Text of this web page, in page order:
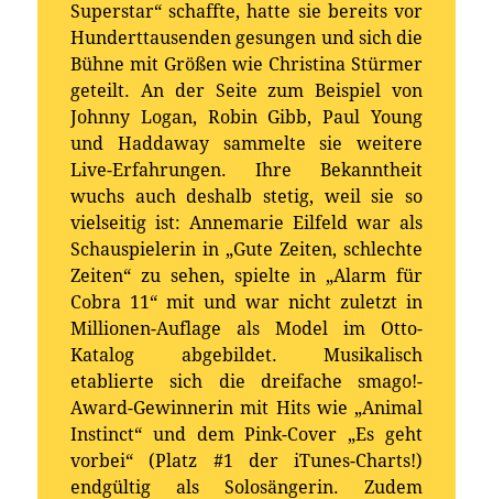
Superstar“ schaffte, hatte sie bereits vor
Hunderttausenden gesungen und sich die
Bühne mit Größen wie Christina Stürmer
geteilt. An der Seite zum Beispiel von
Johnny Logan, Robin Gibb, Paul Young
und Haddaway sammelte sie weitere
Live-Erfahrungen. Ihre Bekanntheit
wuchs auch deshalb stetig, weil sie so
vielseitig ist: Annemarie Eilfeld war als
Schauspielerin in „Gute Zeiten, schlechte
Zeiten“ zu sehen, spielte in „Alarm für
Cobra 11“ mit und war nicht zuletzt in
Millionen-Auflage als Model im Otto-
Katalog abgebildet. Musikalisch
etablierte sich die dreifache smago!-
Award-Gewinnerin mit Hits wie „Animal
Instinct“ und dem Pink-Cover „Es geht
vorbei“ (Platz #1 der iTunes-Charts!)
endgültig als Solosängerin. Zudem